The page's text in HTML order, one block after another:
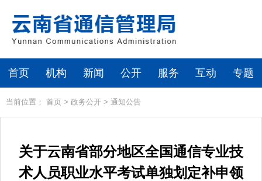
首页 机构 新闻 公开 服务 互动 专题
当前位置： 首页 > 政务公开 > 通知公告
关于云南省部分地区全国通信专业技
术人员职业水平考试单独划定补申领